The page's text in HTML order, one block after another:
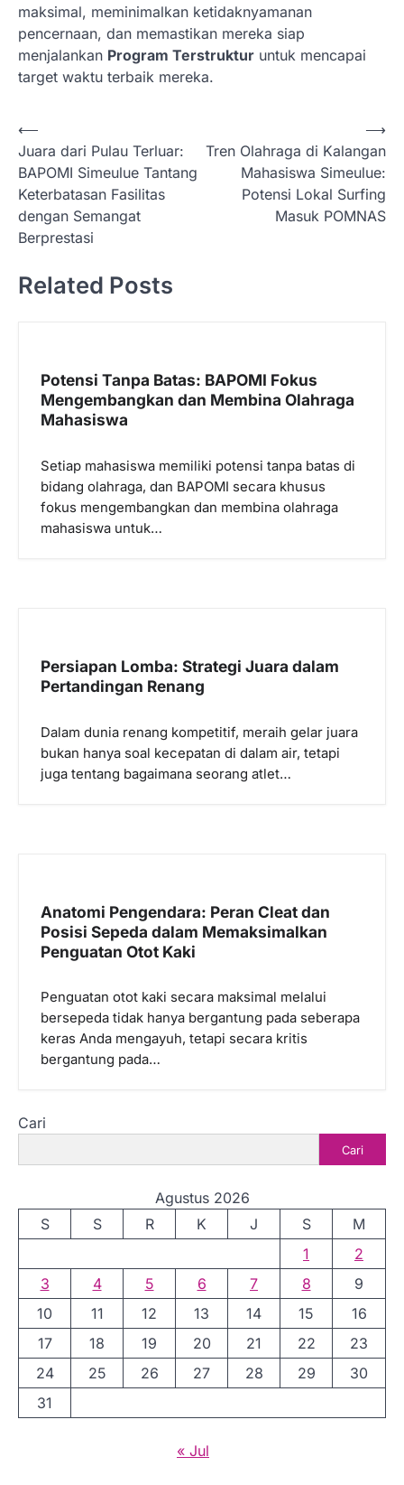
maksimal, meminimalkan ketidaknyamanan
pencernaan, dan memastikan mereka siap
menjalankan Program Terstruktur untuk mencapai
target waktu terbaik mereka.
N
a
v
i
g
a
s
⟵
Juara dari Pulau Terluar:
BAPOMI Simeulue Tantang
Keterbatasan Fasilitas
dengan Semangat
Berprestasi
Tren Olahraga di Kalangan
Mahasiswa Simeulue:
Potensi Lokal Surfing
Masuk POMNAS
⟶
Related Posts
Potensi Tanpa Batas: BAPOMI Fokus
Mengembangkan dan Membina Olahraga
Mahasiswa
Setiap mahasiswa memiliki potensi tanpa batas di
bidang olahraga, dan BAPOMI secara khusus
fokus mengembangkan dan membina olahraga
mahasiswa untuk…
Persiapan Lomba: Strategi Juara dalam
Pertandingan Renang
Dalam dunia renang kompetitif, meraih gelar juara
bukan hanya soal kecepatan di dalam air, tetapi
juga tentang bagaimana seorang atlet…
Anatomi Pengendara: Peran Cleat dan
Posisi Sepeda dalam Memaksimalkan
Penguatan Otot Kaki
Penguatan otot kaki secara maksimal melalui
bersepeda tidak hanya bergantung pada seberapa
keras Anda mengayuh, tetapi secara kritis
bergantung pada…
Cari
Cari
Agustus 2026
S
S R K J S
M
1
2
3
4 5 6 7 8
9
10
11 12 13 14 15
16
17
18 19 20 21 22
23
24
25 26 27 28 29
30
31
« Jul